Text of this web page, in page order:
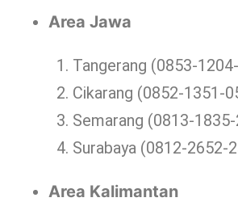
Area Jawa
Tangerang (0853-
Cikarang (0852-1351-
Semarang (0813-
Surabaya (0812-2652-
Area Kalimantan